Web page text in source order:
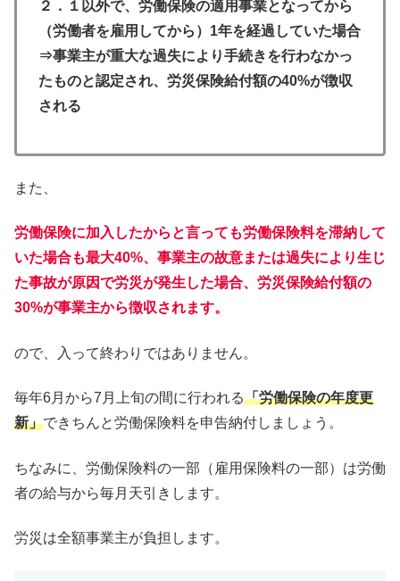
２．１以外で、労働保険の適用事業となってから
（労働者を雇用してから）1年を経過していた場合
⇒事業主が重大な過失により手続きを行わなかっ
たものと認定され、労災保険給付額の40%が徴収
される
また、
労働保険に加入したからと言っても労働保険料を滞納して
いた場合も最大40%、事業主の故意または過失により生じ
た事故が原因で労災が発生した場合、労災保険給付額の
30%が事業主から徴収されます。
ので、入って終わりではありません。
毎年6月から7月上旬の間に行われる「労働保険の年度更
新」できちんと労働保険料を申告納付しましょう。
ちなみに、労働保険料の一部（雇用保険料の一部）は労働
者の給与から毎月天引きします。
労災は全額事業主が負担します。